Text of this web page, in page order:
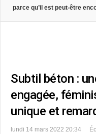
parce qu’il est peut-être
Subtil béton :
engagée,
unique et
lundi 14 mars 2022 20:34